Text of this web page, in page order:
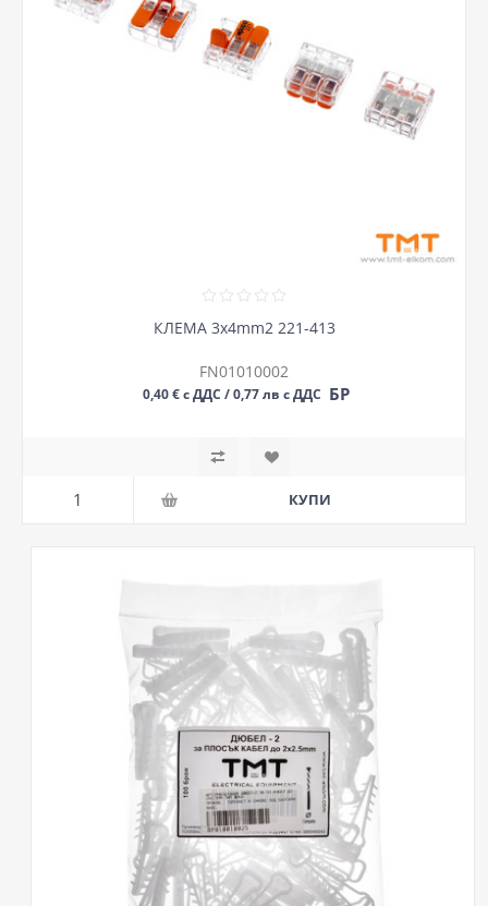
КЛЕМА 3х4mm2 221-413
FN01010002
0,40 € с ДДС / 0,77 лв с ДДС БР